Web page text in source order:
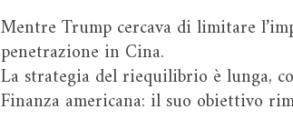
Mentre Trump cercava di limitare
penetrazione in Cina.
La strategia del riequilibrio è lunga,
Finanza americana: il suo obiettivo